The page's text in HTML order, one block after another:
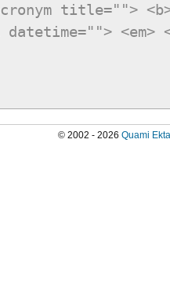
title="">
datetime="">
© 2002 - 2026 Quami